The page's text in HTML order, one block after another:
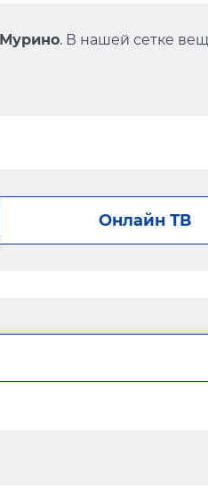
Мурино. В нашей сетке
Онлайн ТВ